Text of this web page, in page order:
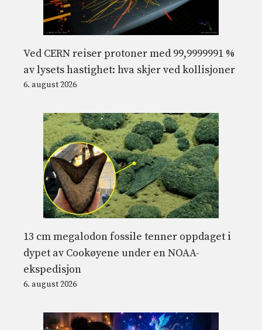
Ved CERN reiser protoner med 99,9999991 %
av lysets hastighet: hva skjer ved kollisjoner
6. august 2026
13 cm megalodon fossile tenner oppdaget i
dypet av Cookøyene under en NOAA-
ekspedisjon
6. august 2026